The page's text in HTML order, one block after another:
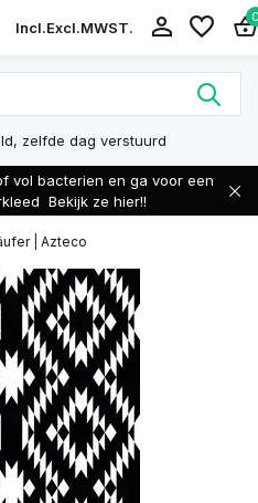
Incl.Excl.MWST.
zelfde dag verstuurd
vol bacterien en ga voor een
Bekijk ze hier!!
| Azteco